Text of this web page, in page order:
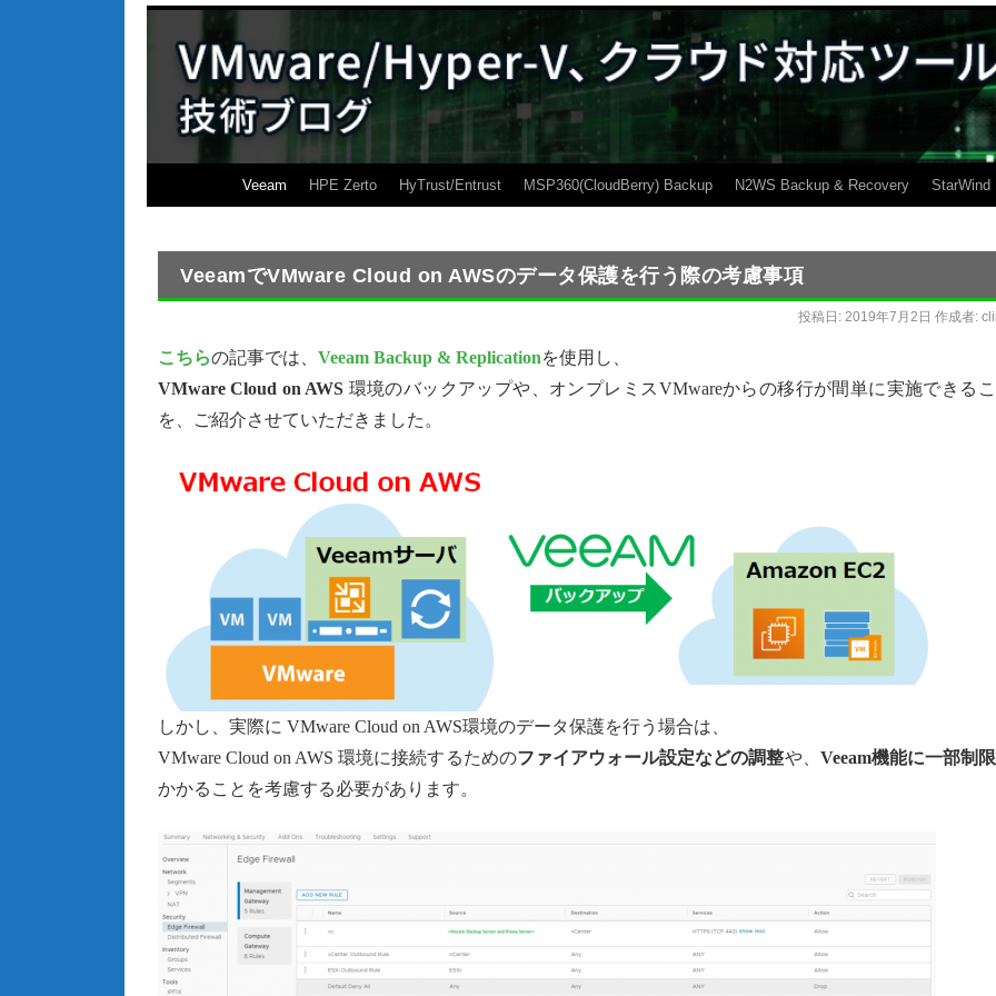
Veeam HPE Zerto HyTrust/Entrust MSP360(CloudBerry) Backup N2WS Backup & Recovery StarWind
VeeamでVMware Cloud on AWSのデータ保護を行う際の考慮事項
投稿日: 2019年7月2日 作成者:
こちらの記事では、 Veeam Backup & Replicationを使用し、
VMware Cloud on AWS 環境のバックアップや、オンプレミスVMwareからの移行が間単に実施できる
を、ご紹介させていただきました。
しかし、実際に VMware Cloud on AWS環境のデータ保護を行う場合は、
VMware Cloud on AWS 環境に接続するためのファイアウォール設定などの調整や、 Veeam機能に一部制限
かかることを考慮する必要があります。